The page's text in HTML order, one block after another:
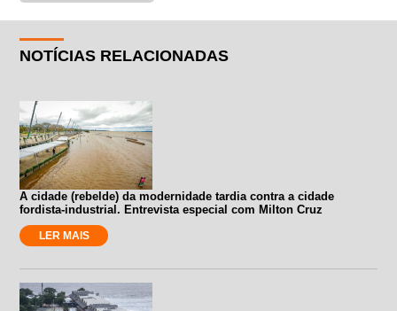
NOTÍCIAS RELACIONADAS
A cidade (rebelde) da modernidade tardia contra a cidade
fordista-industrial. Entrevista especial com Milton Cruz
LER MAIS